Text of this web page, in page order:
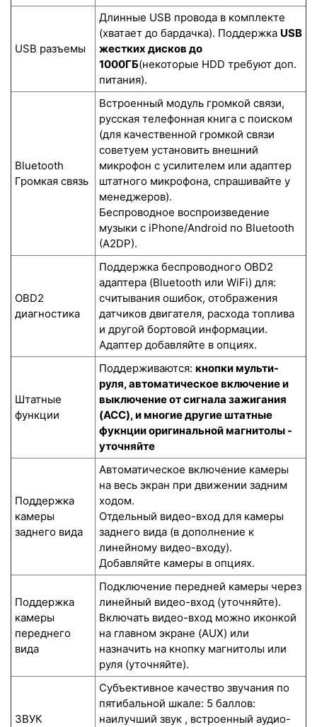
USB разъемы
Длинные USB провода в комплекте
(хватает до бардачка). Поддержка USB
жестких дисков до
1000ГБ(некоторые HDD требуют доп.
питания).
Bluetooth
Громкая связь
Встроенный модуль громкой связи,
русская телефонная книга с поиском
(для качественной громкой связи
советуем установить внешний
микрофон с усилителем или адаптер
штатного микрофона, спрашивайте у
менеджеров).
Беспроводное воспроизведение
музыки с iPhone/Android по Bluetooth
(A2DP).
OBD2
диагностика
Поддержка беспроводного OBD2
адаптера (Bluetooth или WiFi) для:
считывания ошибок, отображения
датчиков двигателя, расхода топлива
и другой бортовой информации.
Адаптер добавляйте в опциях.
Штатные
функции
Поддерживаются: кнопки мульти-
руля, автоматическое включение и
выключение от сигнала зажигания
(ACC), и многие другие штатные
фукнции оригинальной магнитолы -
уточняйте
Поддержка
камеры
заднего вида
Автоматическое включение камеры
на весь экран при движении задним
ходом.
Отдельный видео-вход для камеры
заднего вида (в дополнение к
линейному видео-входу).
Добавляйте камеры в опциях.
Поддержка
камеры
переднего
вида
Подключение передней камеры через
линейный видео-вход (уточняйте).
Включать видео-вход можно иконкой
на главном экране (AUX) или
назначить на кнопку магнитолы или
руля (уточняйте).
ЗВУК
Субъективное качество звучания по
пятибальной шкале: 5 баллов:
наилучший звук , встроенный аудио-